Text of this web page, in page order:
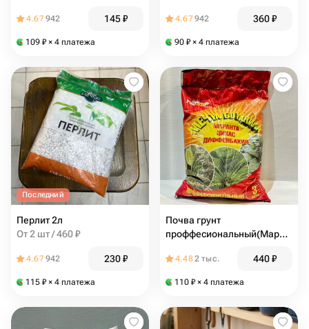
4.67942 145₽
109 ₽ × 4 платежа
4.67942 360₽
90 ₽ × 4 платежа
Последний
Перлит 2л
От 2 шт / 460 ₽
4.67942 230₽
115 ₽ × 4 платежа
Почва грунт
проффесиональный(Маранта,
4.482 тыс. 440₽
110 ₽ × 4 платежа